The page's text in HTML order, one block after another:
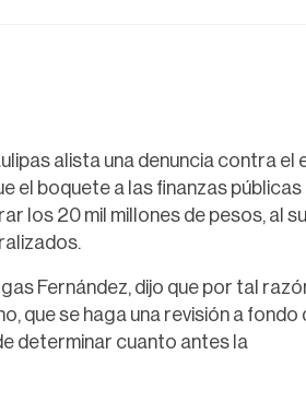
alista una denuncia contra el
el boquete a las finanzas públicas
los 20 mil millones de pesos, al
Fernández, dijo que por tal
que se haga una revisión a fondo
determinar cuanto antes la